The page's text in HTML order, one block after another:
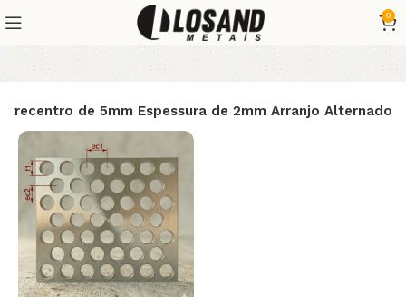
0
de 5mm Espessura de 2mm Arranjo Alternado